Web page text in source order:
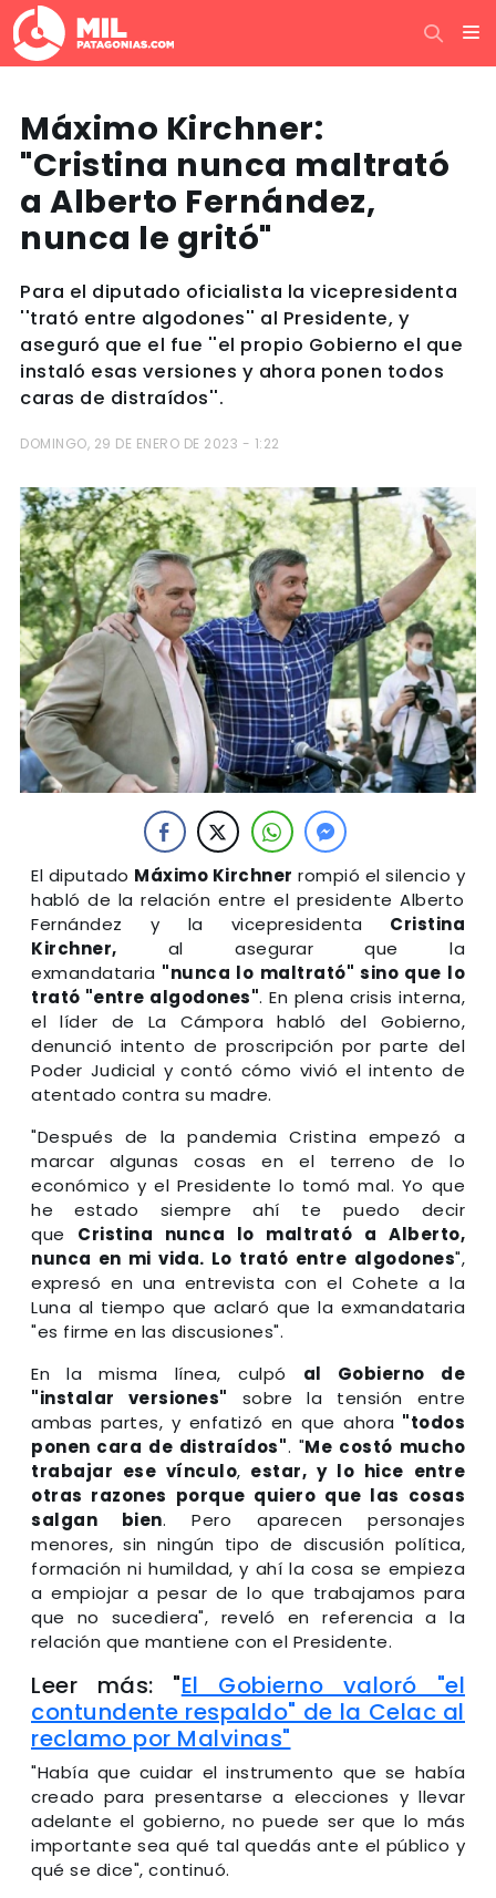
Máximo Kirchner:
"Cristina nunca maltrató
a Alberto Fernández,
nunca le gritó"
Para el diputado oficialista la vicepresidenta
''trató entre algodones'' al Presidente, y
aseguró que el fue ''el propio Gobierno el que
instaló esas versiones y ahora ponen todos
caras de distraídos''.
DOMINGO, 29 DE ENERO DE 2023 - 1:22
El diputado Máximo Kirchner rompió el silencio y
habló de la relación entre el presidente Alberto
Fernández y la vicepresidenta Cristina
Kirchner, al asegurar que la
exmandataria "nunca lo maltrató" sino que lo
trató "entre algodones". En plena crisis interna,
el líder de La Cámpora habló del Gobierno,
denunció intento de proscripción por parte del
Poder Judicial y contó cómo vivió el intento de
atentado contra su madre.
"Después de la pandemia Cristina empezó a
marcar algunas cosas en el terreno de lo
económico y el Presidente lo tomó mal. Yo que
he estado siempre ahí te puedo decir
que Cristina nunca lo maltrató a Alberto,
nunca en mi vida. Lo trató entre algodones",
expresó en una entrevista con el Cohete a la
Luna al tiempo que aclaró que la exmandataria
"es firme en las discusiones".
En la misma línea, culpó al Gobierno de
"instalar versiones" sobre la tensión entre
ambas partes, y enfatizó en que ahora "todos
ponen cara de distraídos". "Me costó mucho
trabajar ese vínculo, estar, y lo hice entre
otras razones porque quiero que las cosas
salgan bien. Pero aparecen personajes
menores, sin ningún tipo de discusión política,
formación ni humildad, y ahí la cosa se empieza
a empiojar a pesar de lo que trabajamos para
que no sucediera", reveló en referencia a la
relación que mantiene con el Presidente.
Leer más: "El Gobierno valoró "el
contundente respaldo" de la Celac al
reclamo por Malvinas"
"Había que cuidar el instrumento que se había
creado para presentarse a elecciones y llevar
adelante el gobierno, no puede ser que lo más
importante sea qué tal quedás ante el público y
qué se dice", continuó.